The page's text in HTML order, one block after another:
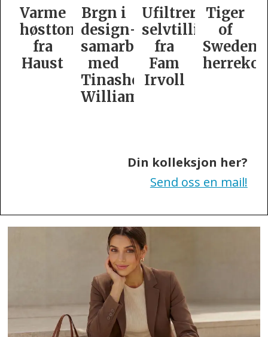
Brgn i
design­
samarbeid
med
Williamson
Ufiltrert
selvtillit
fra
Fam
Irvoll
Tiger
of
Swedens
herrekolleksjon
Slik
er
dame­
Din kolleksjon her?
Send oss en mail!